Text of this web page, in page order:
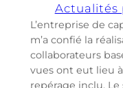
Actualités
L’entreprise de
m’a confié la
collaborateurs
vues ont eut lieu
repérage inclu. Le